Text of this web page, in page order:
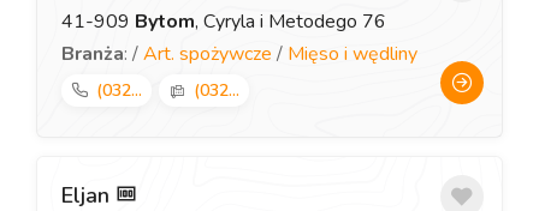
41-909 Bytom, Cyryla i Metodego 76
Branża: /Art. spożywcze / Mięso i wędliny
(032... (032...
Eljan